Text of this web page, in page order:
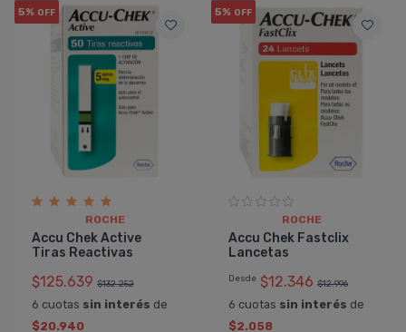
5% OFF
ROCHE
Accu Chek Active
Tiras Reactivas
$125.639 $132.252
6 cuotas sin interés de
$20.940
5% OFF
ROCHE
Accu Chek Fastclix
Lancetas
Desde $12.346 $12.996
6 cuotas sin interés de
$2.058